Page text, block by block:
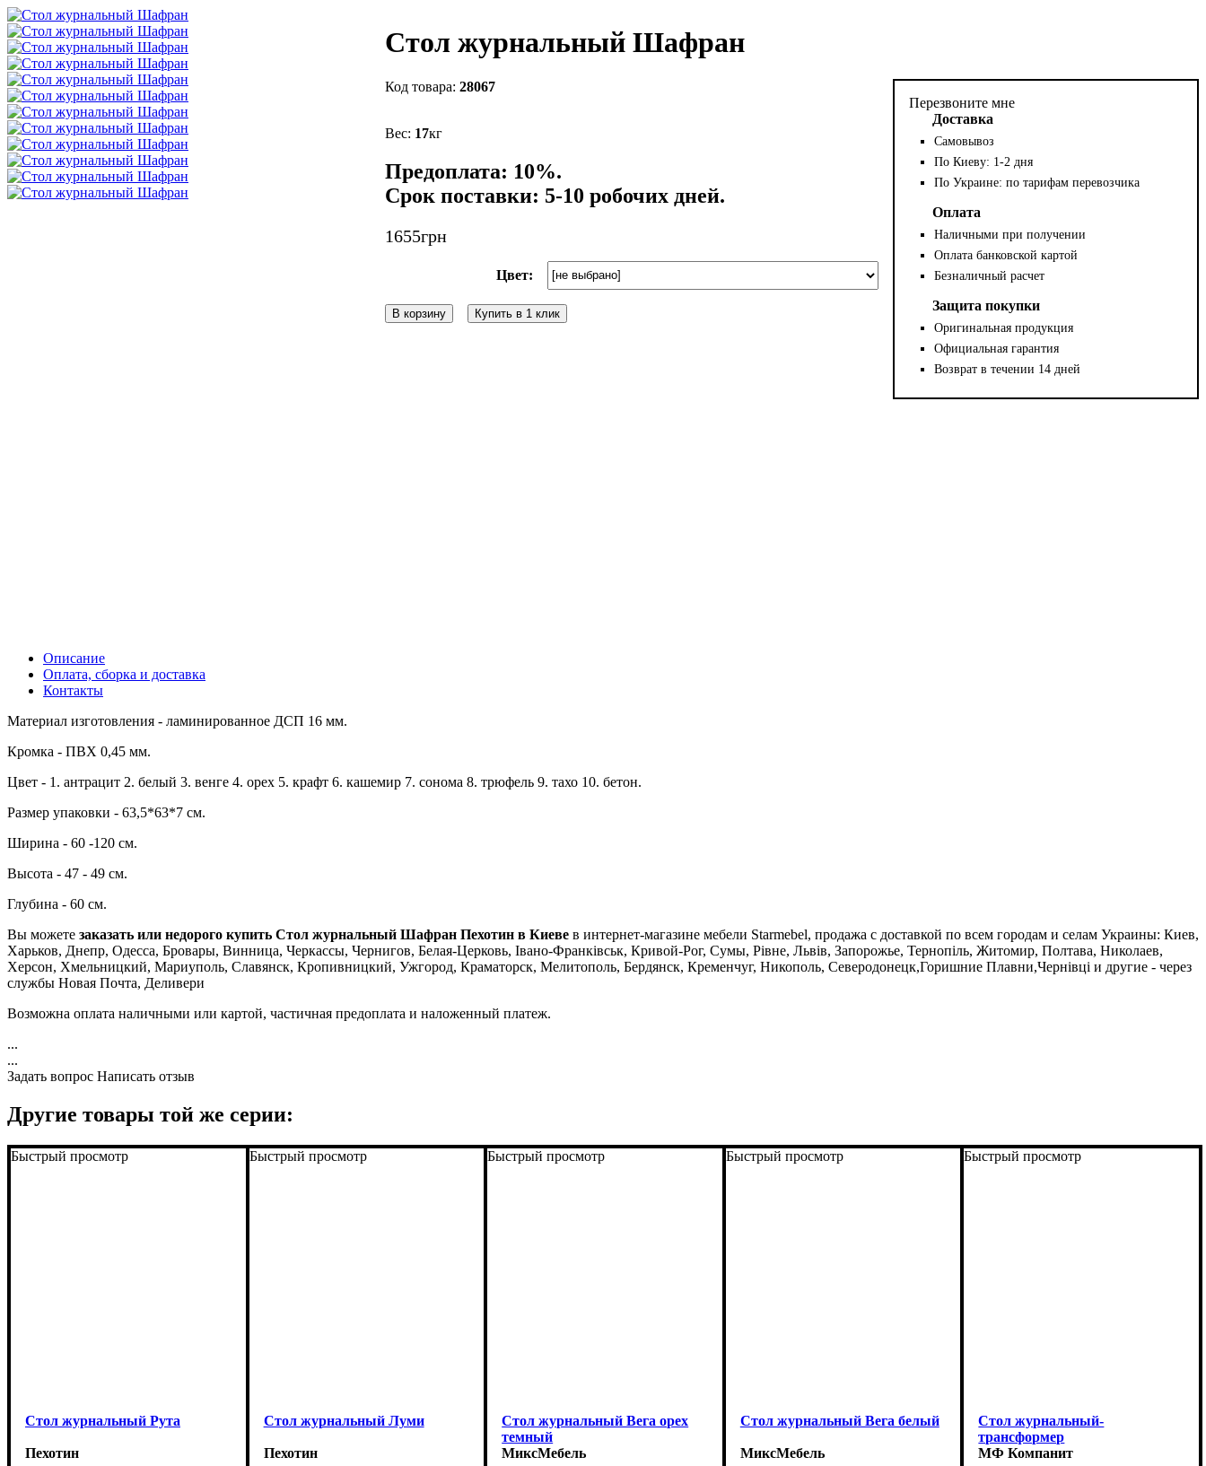
Стол журнальный Шафран
28067
17кг
Предоплата: 10%.
Срок поставки: 5-10 робочих дней.
1655грн
Цвет:
В корзину Купить в 1 клик
Перезвоните мне
Доставка
Самовывоз
По Киеву: 1-2 дня
По Украине: по тарифам перевозчика
Оплата
Наличными при получении
Оплата банковской картой
Безналичный расчет
Защита покупки
Оригинальная продукция
Официальная гарантия
Возврат в течении 14 дней
Описание
Оплата, сборка и доставка
Контакты
Материал изготовления - ламинированное ДСП 16 мм.
Кромка - ПВХ 0,45 мм.
Цвет - 1. антрацит 2. белый 3. венге 4. орех 5. крафт 6. кашемир 7. сонома 8. трюфель 9. тахо 10. бетон.
Размер упаковки - 63,5*63*7 см.
Ширина - 60 -120 см.
Высота - 47 - 49 см.
Глубина - 60 см.
Вы можете заказать или недорого купить Стол журнальный Шафран Пехотин в Киеве в интернет-магазине мебели Starmebel, продажа с доставкой по всем городам и селам Украины: Киев,
Харьков, Днепр, Одесса, Бровары, Винница, Черкассы, Чернигов, Белая-Церковь, Івано-Франківськ, Кривой-Рог, Сумы, Рівне, Львів, Запорожье, Тернопіль, Житомир, Полтава, Николаев,
Херсон, Хмельницкий, Мариуполь, Славянск, Кропивницкий, Ужгород, Краматорск, Мелитополь, Бердянск, Кременчуг, Никополь, Северодонецк,Горишние Плавни,Чернівці и другие - через
службы Новая Почта, Деливери
Возможна оплата наличными или картой, частичная предоплата и наложенный платеж.
...
...
Задать вопрос Написать отзыв
Другие товары той же серии:
Быстрый просмотр
Стол журнальный Рута
Пехотин
Быстрый просмотр
Стол журнальный Луми
Пехотин
Быстрый просмотр
Стол журнальный Вега орех
темный
МиксМебель
Быстрый просмотр
Стол журнальный Вега белый
МиксМебель
Быстрый просмотр
Стол журнальный-
трансформер
МФ Компанит